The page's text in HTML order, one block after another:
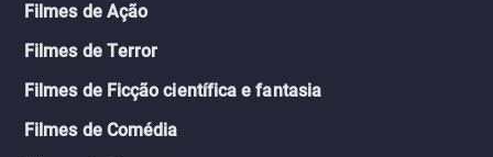
Filmes de Ação
Filmes de Terror
Filmes de Ficção científica e fantasia
Filmes de Comédia